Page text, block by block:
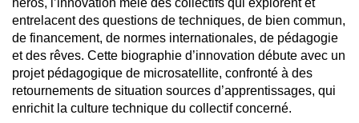
héros, l’innovation mêle des collectifs qui explorent et
entrelacent des questions de techniques, de bien commun,
de financement, de normes internationales, de pédagogie
et des rêves. Cette biographie d’innovation débute avec un
projet pédagogique de microsatellite, confronté à des
retournements de situation sources d’apprentissages, qui
enrichit la culture technique du collectif concerné.